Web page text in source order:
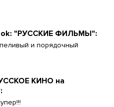
ok: "РУССКИЕ ФИЛЬМЫ":
и порядочный
КИНО на